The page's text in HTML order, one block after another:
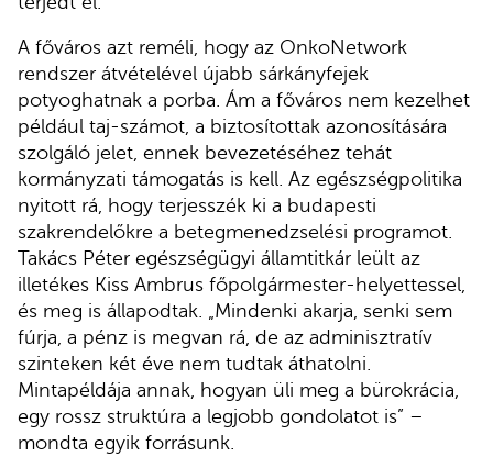
A főváros azt reméli, hogy az OnkoNetwork
rendszer átvételével újabb sárkányfejek
potyoghatnak a porba. Ám a főváros nem kezelhet
például taj-számot, a biztosítottak azonosítására
szolgáló jelet, ennek bevezetéséhez tehát
kormányzati támogatás is kell. Az egészségpolitika
nyitott rá, hogy terjesszék ki a budapesti
szakrendelőkre a betegmenedzselési programot.
Takács Péter egészségügyi államtitkár leült az
illetékes Kiss Ambrus főpolgármester-helyettessel,
és meg is állapodtak. „Mindenki akarja, senki sem
fúrja, a pénz is megvan rá, de az adminisztratív
szinteken két éve nem tudtak áthatolni.
Mintapéldája annak, hogyan üli meg a bürokrácia,
egy rossz struktúra a legjobb gondolatot is” –
mondta egyik forrásunk.